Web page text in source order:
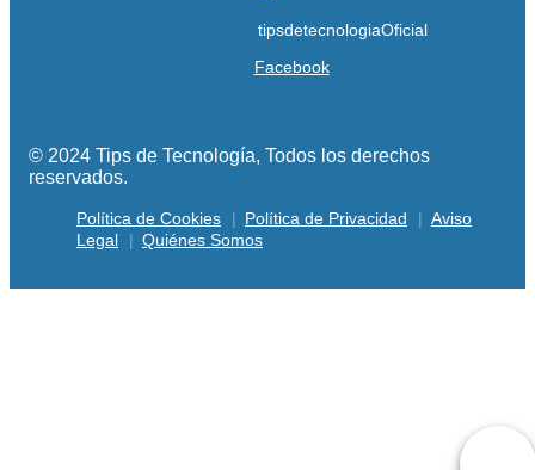
Facebook
© 2024 Tips de Tecnología, Todos los derechos
reservados.
Política de Cookies Política de Privacidad
Aviso
Legal
Quiénes Somos